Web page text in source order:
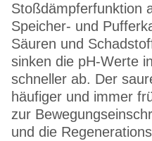
Stoßdämpferfunktion
Speicher- und
Säuren und
sinken die pH-Werte
schneller ab. Der
häufiger und immer
zur
und die